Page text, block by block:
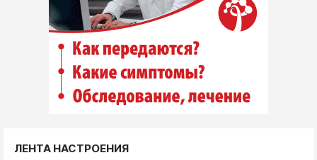
ЛЕНТА НАСТРОЕНИЯ